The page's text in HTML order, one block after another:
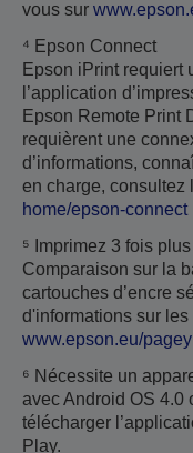
vous sur
⁴ Epson Connect
Epson iPrint requiert
l’application
Epson Remote Print
requièrent une
d’informations,
en charge, consultez
home/epson-connect
⁵ Imprimez 3 fois
Comparaison sur la
cartouches d’encre
d'informations sur
www.epson.eu/
⁶ Nécessite un
avec Android OS 4.0
télécharger
Play.